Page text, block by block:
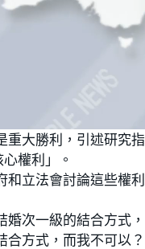
重大勝利，引述研究
權利」。
和立法會討論這些權
婚次一級的結合方式
合方式，而我不可以